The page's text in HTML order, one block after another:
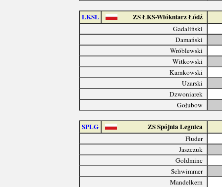
LKSL ZS ŁKS-Włókniarz Łódź
Gadaliński
Damański
Wróblewski
Witkowski
Karnkowski
Uzarski
Dzwoniarek
Gołubow
SPLG ZS Spójnia Legnica
Fluder
Jaszczuk
Goldminc
Schwimmer
Mandelkern